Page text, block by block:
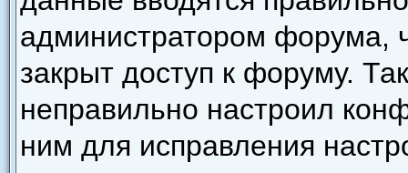
администратором форума,
закрыт доступ к форуму.
неправильно настроил
ним для исправления